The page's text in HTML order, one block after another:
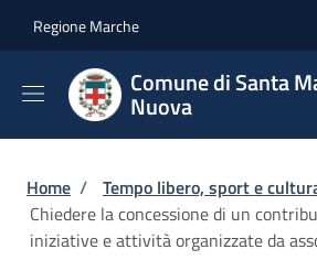
Regione Marche
Comune di Santa
Nuova
Briciole di pane
Home / Tempo libero, sport e
Chiedere la concessione di un
iniziative e attività organizzate da